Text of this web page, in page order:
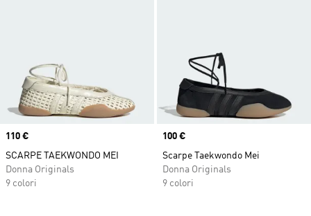
Price
110 €
SCARPE TAEKWONDO MEI
Donna Originals
9 colori
Price
100 €
Scarpe Taekwondo Mei
Donna Originals
9 colori